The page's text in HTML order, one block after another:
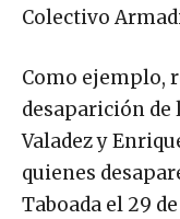
Colectivo
Como ejemplo,
desaparición
Valadez y
quienes
Taboada el 29